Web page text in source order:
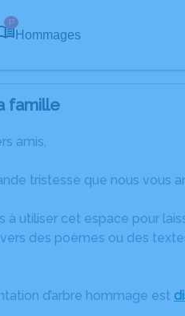
17
Hommages
famille
amis,
tristesse que nous vous
à utiliser cet espace pour
des poèmes ou des
d’arbre hommage est